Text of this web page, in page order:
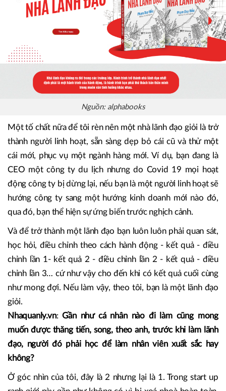
bối cảnh đại dịch như hiện nay khi dịch bệnh khiến số
người có suy nghĩ tiêu cực ngày càng tăng.
Nguồn: alphabooks
Một tố chất nữa để tôi rèn nên một nhà lãnh đạo giỏi là trở
thành người linh hoạt, sẵn sàng dẹp bỏ cái cũ và thử một
CEO một công ty du lịch nhưng do Covid 19 mọi hoạt
động công ty bị dừng lại, nếu bạn là một người linh hoạt sẽ
hướng công ty sang một hướng kinh doanh mới nào đó,
qua đó, bạn thể hiện sự ứng biến trước nghịch cảnh.
Và để trở thành một lãnh đạo bạn luôn luôn phải quan sát,
học hỏi, điều chỉnh theo cách hành động - kết quả - điều
chỉnh lần 1- kết quả 2 - điều chỉnh lần 2 - kết quả - điều
chỉnh lần 3… cứ như vậy cho đến khi có kết quả cuối cùng
như mong đợi. Nếu làm vậy, theo tôi, bạn là một lãnh đạo
Nhaquanly.vn
Gần như cá nhân nào đi làm cũng mong